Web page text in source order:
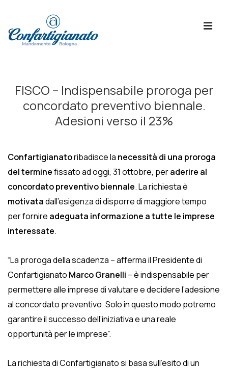
Principale
FISCO – Indispensabile proroga per
concordato preventivo biennale.
Adesioni verso il 23%
Confartigianatoribadisce la necessità di una proroga
del terminefissato ad oggi, 31 ottobre, peraderire al
concordato preventivo biennale. La richiesta è
motivatadall’esigenza di disporre di maggiore tempo
per fornire adeguata informazione a tutte le imprese
interessate.
“La proroga della scadenza – afferma il Presidente di
Confartigianato Marco Granelli – è indispensabile per
permettere alle imprese di valutare e decidere l’adesione
al concordato preventivo. Solo in questo modo potremo
garantire il successo dell’iniziativa e una reale
opportunità per le imprese”.
La richiesta di Confartigianato si basa sull’esito di un